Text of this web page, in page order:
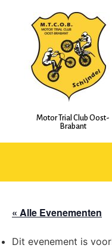
Motor Trial Club Oost-
Brabant
« Alle Evenementen
Dit evenement is